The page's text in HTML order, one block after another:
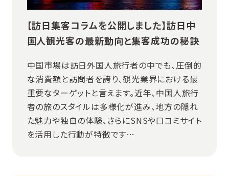
【訪日集客コラムを公開しました】訪日中
国人観光客の最新動向と集客成功の秘訣
中国市場は訪日外国人旅行者の中でも、圧倒的
な消費額と訪問者を誇り、観光業界における最
重要なターゲットと言えます。近年、中国人旅行
者の旅のスタイルは多様化が進み、地方の隠れ
た魅力や独自の体験、さらにSNSや口コミサイト
を活用した行動が特徴です…